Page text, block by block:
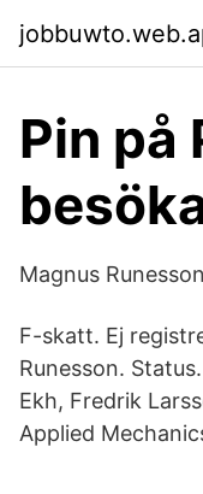
Pin på
Magnus
F-skatt. Ej
Runesson.
Ekh, Fredrik
Applied